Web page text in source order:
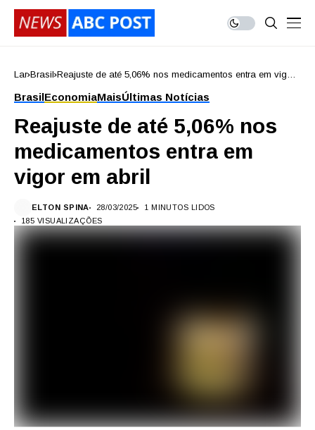
Lar Brasil Reajuste de até 5,06% nos medicamentos entra em vigor
BrasilEconomiaMaisÚltimas Notícias
Reajuste de até 5,06% nos
medicamentos entra em
vigor em abril
ELTON SPINA 28/03/2025
1 MINUTOS LIDOS
185 VISUALIZAÇÕES